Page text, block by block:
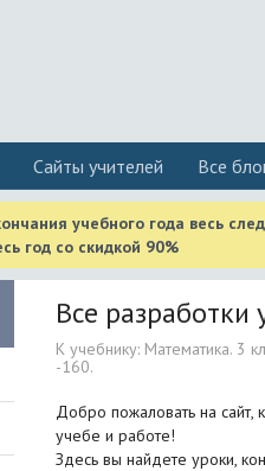
Cайты учителей Все
учебного года весь
год со скидкой 90%
Все разработки
К учебнику: Математика. 3
-160.
Добро пожаловать на сайт,
учебе и работе!
Здесь вы найдете уроки,